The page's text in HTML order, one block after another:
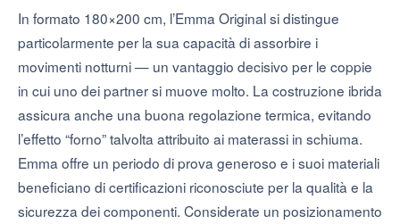
In formato 180×200 cm, l’Emma Original si distingue
particolarmente per la sua capacità di assorbire i
movimenti notturni — un vantaggio decisivo per le coppie
in cui uno dei partner si muove molto. La costruzione ibrida
assicura anche una buona regolazione termica, evitando
l’effetto “forno” talvolta attribuito ai materassi in schiuma.
Emma offre un periodo di prova generoso e i suoi materiali
beneficiano di certificazioni riconosciute per la qualità e la
sicurezza dei componenti. Considerate un posizionamento